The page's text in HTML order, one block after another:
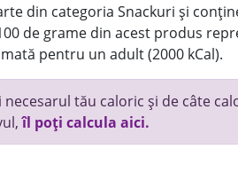
din categoria Snackuri și
de grame din acest produs
pentru un adult (2000 kCal).
necesarul tău caloric și de câte
îl poți calcula aici.